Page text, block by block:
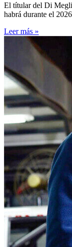
El títular del Di
habrá durante el
Leer más »